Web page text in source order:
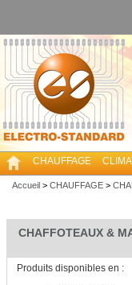
CHAUFFAGE
Accueil > CHAUFFAGE >
CHAFFOTEAUX &
Produits disponibles en :